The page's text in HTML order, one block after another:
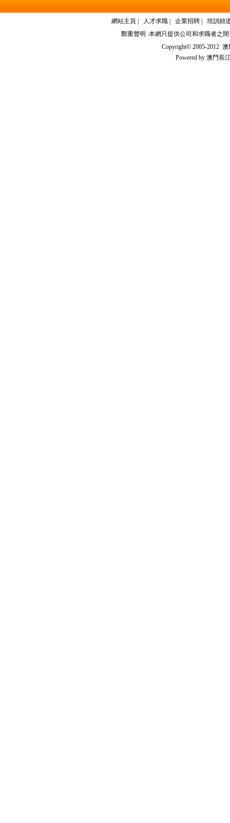
網站主頁| 人才求職| 企業招聘| 培訓頻
鄭重聲明 :本網只提供公司和求職者之
Copyright© 2005-2012 澳
Powered by 澳門長